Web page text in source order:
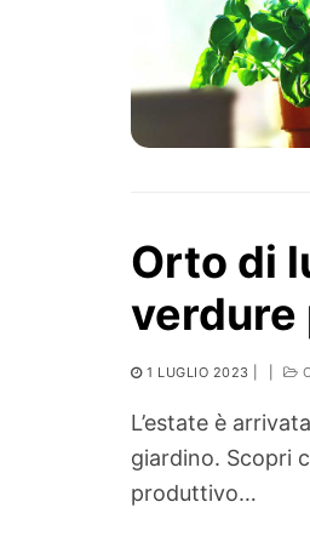
Orto di
verdure
1 LUGLIO 2023
L’estate è
giardino. Scopri
produttivo…